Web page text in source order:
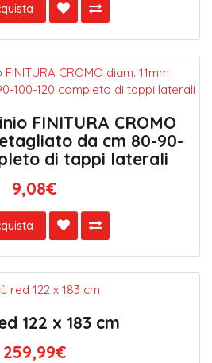
FINITURA CROMO
da cm 80-90-
di tappi laterali
9,08€
122 x 183 cm
259,99€